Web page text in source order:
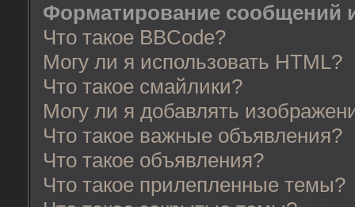
Форматирование сообщений
Что такое BBCode?
Могу ли я использовать HTML?
Что такое смайлики?
Могу ли я добавлять
Что такое важные объявления?
Что такое объявления?
Что такое прилепленные темы?